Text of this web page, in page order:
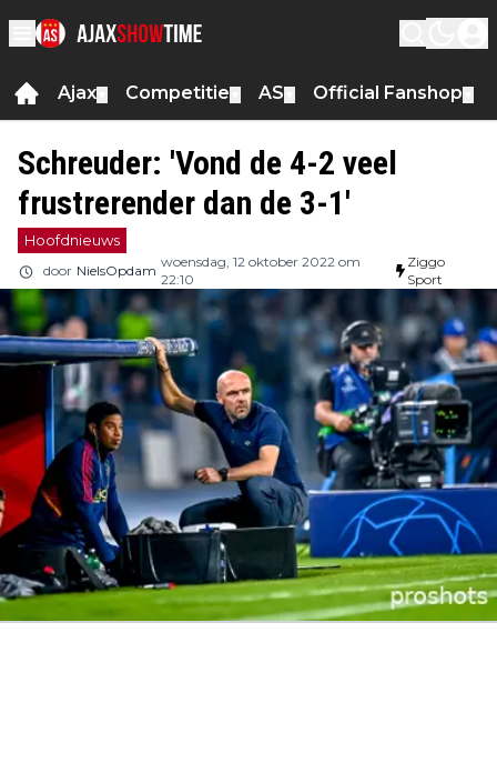
Ajax Competitie AS Official Fanshop
Schreuder: 'Vond de 4-2 veel
frustrerender dan de 3-1'
Hoofdnieuws
door NielsOpdam
woensdag, 12 oktober 2022 om
22:10
Ziggo
Sport